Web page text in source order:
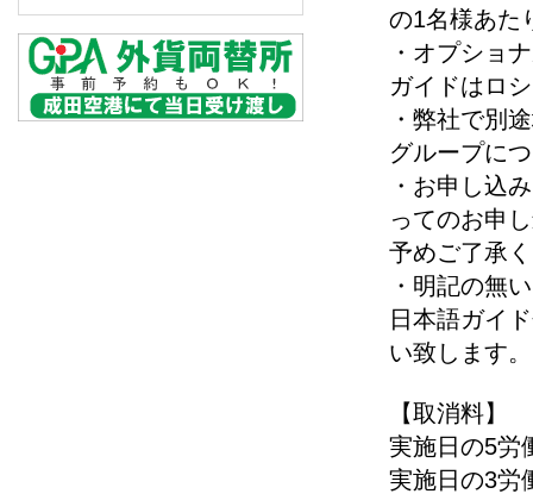
の1名様あた
・オプショ
ガイドはロ
・弊社で別
グループに
・お申し込
ってのお申
予めご了承
・明記の無
日本語ガイ
い致します。
【取消料】
実施日の5
実施日の3労